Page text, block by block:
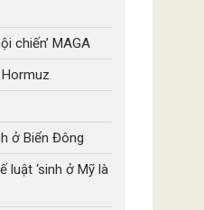
chiến’ MAGA
ở Biển Đông
luật ‘sinh ở Mỹ là